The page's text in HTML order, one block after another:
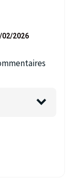
02/2026